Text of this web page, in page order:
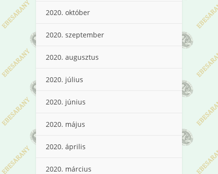
2020. október
2020. szeptember
2020. augusztus
2020. július
2020. június
2020. május
2020. április
2020. március